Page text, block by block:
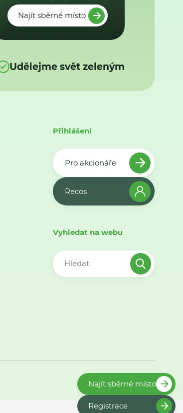
Najít sběrné místo
Udělejme svět zeleným
Přihlášení
Pro akcionáře
Recos
Vyhledat na webu
Najít sběrné místo
Registrace